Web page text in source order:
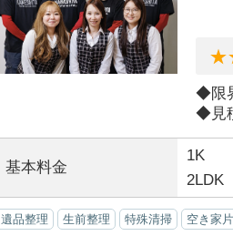
◆限
◆見
基本料金
1K
2LDK
遺品整理 生前整理 特殊清掃 空き家